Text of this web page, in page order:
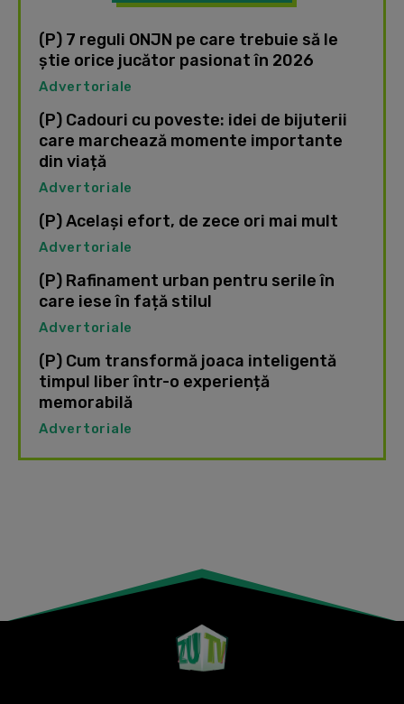
(P) 7 reguli ONJN pe care trebuie să le
știe orice jucător pasionat în 2026
Advertoriale
(P) Cadouri cu poveste: idei de bijuterii
care marchează momente importante
din viață
Advertoriale
(P) Același efort, de zece ori mai mult
Advertoriale
(P) Rafinament urban pentru serile în
care iese în față stilul
Advertoriale
(P) Cum transformă joaca inteligentă
timpul liber într-o experiență
memorabilă
Advertoriale